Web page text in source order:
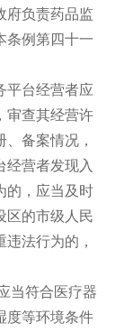
府负责药品监
条例第四十一
平台经营者应
审查其经营许
备案情况，
经营者发现入
的，应当及时
区的市级人民
法行为的，
当符合医疗器
度等环境条件